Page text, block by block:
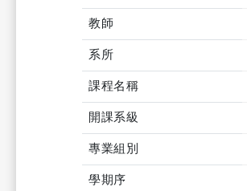
教師
系所
課程名稱
開課系級
專業組別
學期序